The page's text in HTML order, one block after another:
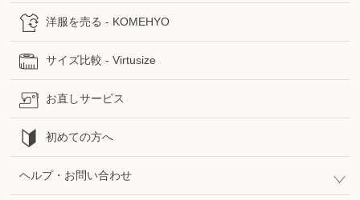
洋服を売る - KOMEHYO
サイズ比較 - Virtusize
お直しサービス
初めての方へ
ヘルプ・お問い合わせ